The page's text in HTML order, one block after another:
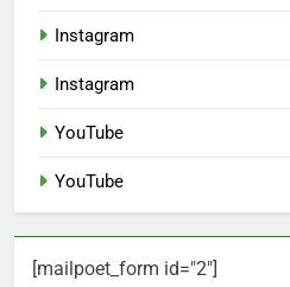
Instagram
Instagram
YouTube
YouTube
[mailpoet_form id="2"]